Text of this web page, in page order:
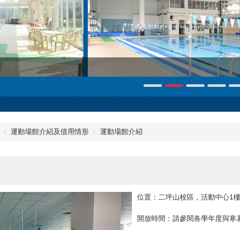
運動場館介紹及借用情形 運動場館介紹
位置：二坪山校區，活動中心1
開放時間：請參閱各學年度與